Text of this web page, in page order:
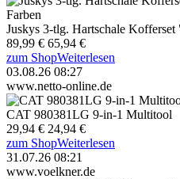
Juskys 3-tlg. Hartschale
89,99 € 65,94 €
zum ShopWeiterlesen
03.08.26 08:27
www.netto-online.de
CAT 980381LG 9-in-1 Multitool
29,94 € 24,94 €
zum ShopWeiterlesen
31.07.26 08:21
www.voelkner.de